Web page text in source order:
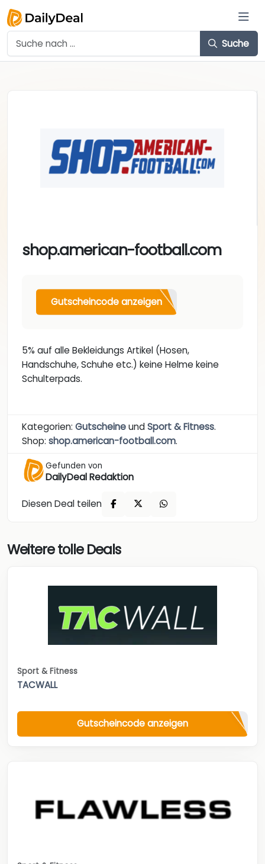
Suche
shop.american-football.com
Gutscheincode anzeigen
5% auf alle Bekleidungs Artikel (Hosen,
Handschuhe, Schuhe etc.) keine Helme keine
Schulterpads.
Kategorien: GutscheineundSport & Fitness.
Shop: shop.american-football.com.
Gefunden von
DailyDeal Redaktion
Diesen Deal teilen
Weitere tolle Deals
Sport & Fitness
TACWALL
Gutscheincode anzeigen